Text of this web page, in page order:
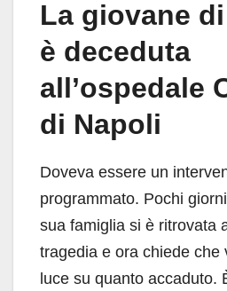
La giovane
è deceduta
all’ospedale
di Napoli
Doveva essere un
programmato. Pochi
sua famiglia si è ritrovata
tragedia e ora chiede che
luce su quanto accaduto.